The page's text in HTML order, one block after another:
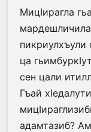
МицIирагла
пикриулхъули
ца
сен цали
Гъай
адамтазиб?